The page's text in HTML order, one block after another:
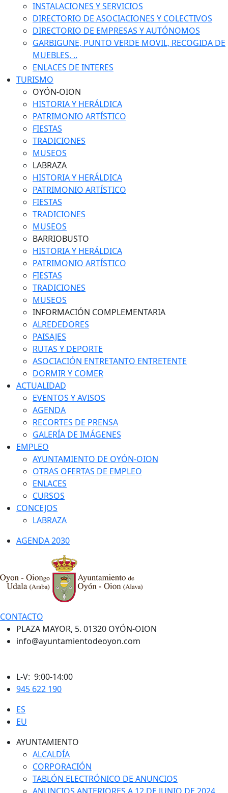
INSTALACIONES Y SERVICIOS
DIRECTORIO DE ASOCIACIONES Y COLECTIVOS
DIRECTORIO DE EMPRESAS Y AUTÓNOMOS
GARBIGUNE, PUNTO VERDE MOVIL, RECOGIDA DE
MUEBLES, ..
ENLACES DE INTERES
TURISMO
OYÓN-OION
HISTORIA Y HERÁLDICA
PATRIMONIO ARTÍSTICO
FIESTAS
TRADICIONES
MUSEOS
LABRAZA
HISTORIA Y HERÁLDICA
PATRIMONIO ARTÍSTICO
FIESTAS
TRADICIONES
MUSEOS
BARRIOBUSTO
HISTORIA Y HERÁLDICA
PATRIMONIO ARTÍSTICO
FIESTAS
TRADICIONES
MUSEOS
INFORMACIÓN COMPLEMENTARIA
ALREDEDORES
PAISAJES
RUTAS Y DEPORTE
ASOCIACIÓN ENTRETANTO ENTRETENTE
DORMIR Y COMER
ACTUALIDAD
EVENTOS Y AVISOS
AGENDA
RECORTES DE PRENSA
GALERÍA DE IMÁGENES
EMPLEO
AYUNTAMIENTO DE OYÓN-OION
OTRAS OFERTAS DE EMPLEO
ENLACES
CURSOS
CONCEJOS
LABRAZA
AGENDA 2030
CONTACTO
PLAZA MAYOR, 5. 01320 OYÓN-OION
info@ayuntamientodeoyon.com
L-V: 9:00-14:00
945 622 190
ES
EU
AYUNTAMIENTO
ALCALDÍA
CORPORACIÓN
TABLÓN ELECTRÓNICO DE ANUNCIOS